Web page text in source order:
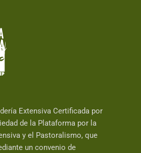
Extensiva Certificada por
de la Plataforma por la
y el Pastoralismo, que
un convenio de